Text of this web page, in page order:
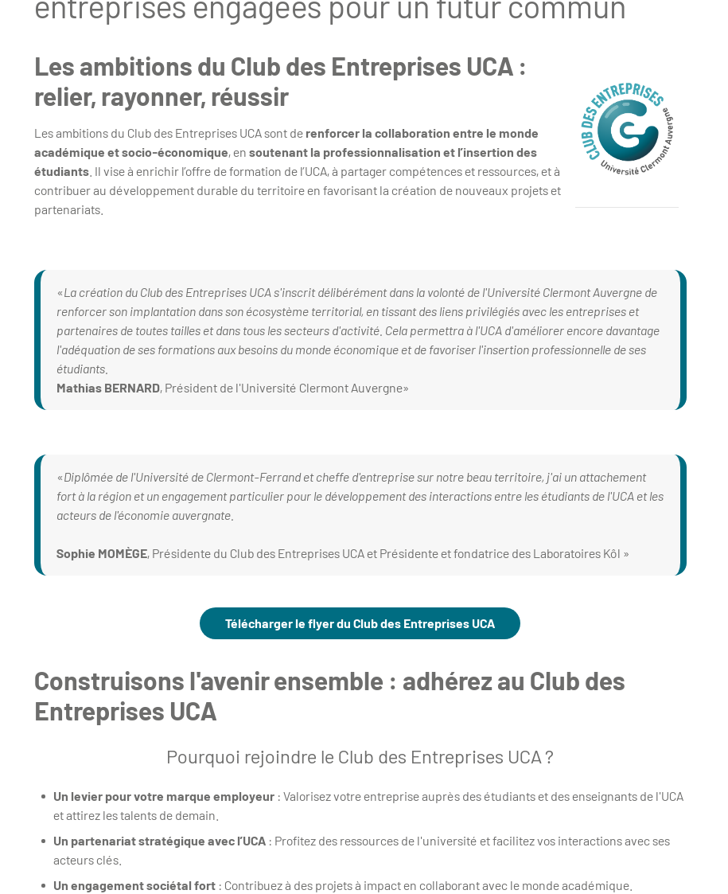
Les ambitions du Club des Entreprises UCA :
relier, rayonner, réussir
Les ambitions du Club des Entreprises UCA sont de renforcer la collaboration entre le monde
académique et socio-économique, en soutenant la professionnalisation et l’insertion des
étudiants. Il vise à enrichir l’offre de formation de l’UCA, à partager compétences et ressources, et à
contribuer au développement durable du territoire en favorisant la création de nouveaux projets et
partenariats.
La création du Club des Entreprises UCA s'inscrit délibérément dans la volonté de l'Université Clermont Auvergne de
renforcer son implantation dans son écosystème territorial, en tissant des liens privilégiés avec les entreprises et
partenaires de toutes tailles et dans tous les secteurs d'activité. Cela permettra à l'UCA d'améliorer encore davantage
l'adéquation de ses formations aux besoins du monde économique et de favoriser l'insertion professionnelle de ses
étudiants.
Mathias BERNARD, Président de l'Université Clermont Auvergne
Diplômée de l'Université de Clermont-Ferrand et cheffe d'entreprise sur notre beau territoire, j'ai un attachement
fort à la région et un engagement particulier pour le développement des interactions entre les étudiants de l'UCA et les
acteurs de l'économie auvergnate.
Sophie MOMÈGE, Présidente du Club des Entreprises UCA et Présidente et fondatrice des Laboratoires Kôl
Télécharger le flyer du Club des Entreprises UCA
Construisons l'avenir ensemble : adhérez au Club des
Entreprises UCA
Pourquoi rejoindre le Club des Entreprises UCA ?
Un levier pour votre marque employeur : Valorisez votre entreprise auprès des étudiants et des enseignants de l'UCA
et attirez les talents de demain.
Un partenariat stratégique avec l’UCA: Profitez des ressources de l'université et facilitez vos interactions avec ses
acteurs clés.
Un engagement sociétal fort : Contribuez à des projets à impact en collaborant avec le monde académique.